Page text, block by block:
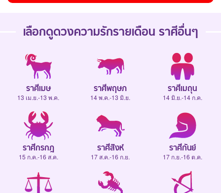
เลือกดูดวงความรักรายเดือน ราศีอื่นๆ
ราศีเมษ
13 เม.ย.-13 พ.ค.
ราศีพฤษภ
14 พ.ค.-13 มิ.ย.
ราศีเมถุน
14 มิ.ย.-14 ก.ค.
ราศีกรกฎ
15 ก.ค.-16 ส.ค.
ราศีสิงห์
17 ส.ค.-16 ก.ย.
ราศีกันย์
17 ก.ย.-16 ต.ค.